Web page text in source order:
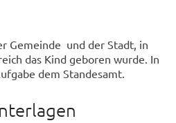
Gemeinde und der Stadt, in
das Kind geboren wurde. In
dem Standesamt.